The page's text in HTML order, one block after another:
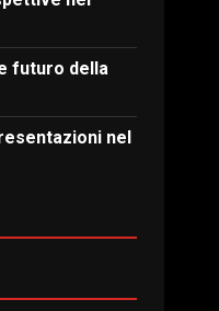
futuro della
nel